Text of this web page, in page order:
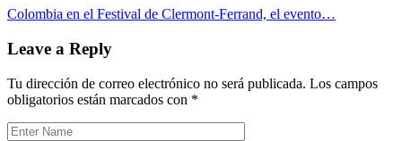
Colombia en el Festival de Clermont-Ferrand, el evento…
Leave a Reply
Tu dirección de correo electrónico no será publicada. Los campos
obligatorios están marcados con *